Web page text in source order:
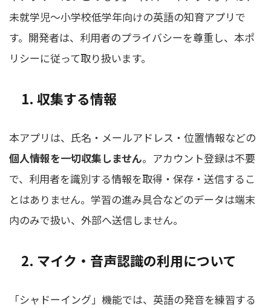
未就学児〜小学校低学年向けの英語の知育アプリで
す。開発者は、利用者のプライバシーを尊重し、本ポ
リシーに従って取り扱います。
1. 収集する情報
本アプリは、氏名・メールアドレス・位置情報などの
個人情報を一切収集しません。アカウント登録は不要
で、利用者を識別する情報を取得・保存・送信するこ
とはありません。学習の進み具合などのデータは端末
内のみで扱い、外部へ送信しません。
2. マイク・音声認識の利用について
「シャドーイング」機能では、英語の発音を練習する